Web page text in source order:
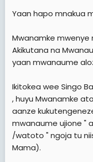
Yaan hapo mnakua
Mwanamke
Akikutana na
yaan mwanaume
Ikitokea wee Singo
, huyu Mwanamke
aanze
mwanaume ujione "
/watoto " ngoja tu
Mama).